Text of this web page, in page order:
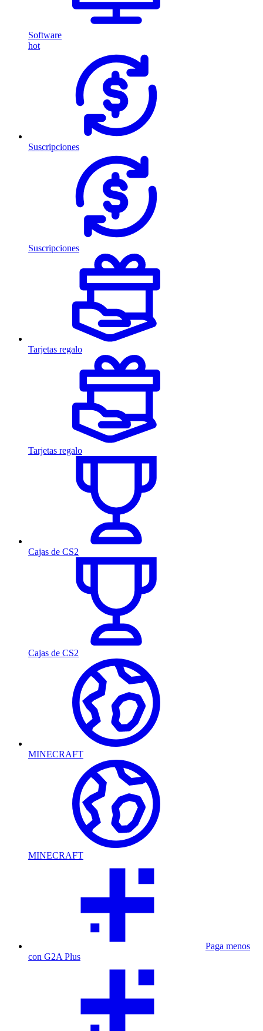
Software
hot
Suscripciones
Suscripciones
Tarjetas regalo
Tarjetas regalo
Cajas de CS2
Cajas de CS2
MINECRAFT
MINECRAFT
Paga menos
con G2A Plus